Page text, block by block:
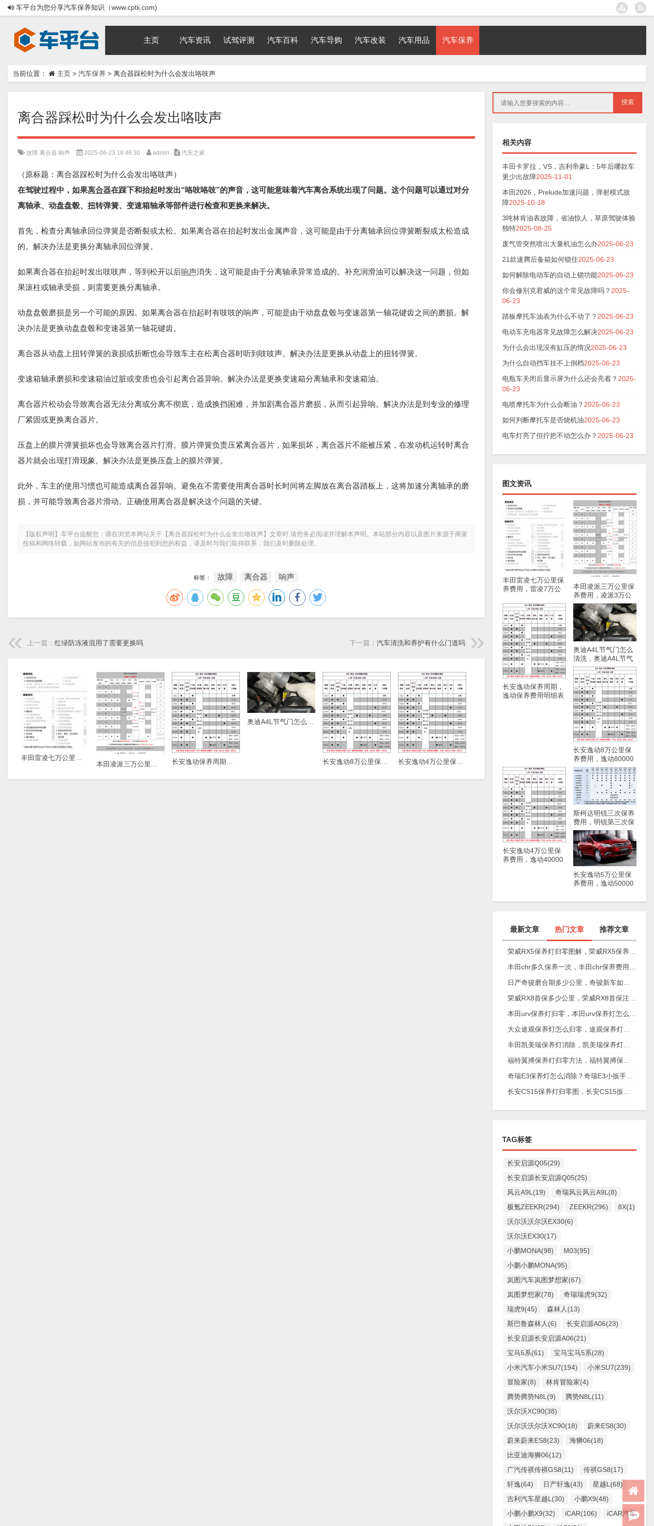
车平台为您分享汽车保养知识（www.cptii.com)
主页 汽车资讯 试驾评测 汽车百科 汽车导购 汽车改装 汽车用品 汽车保养
当前位置： 主页 > 汽车保养 > 离合器踩松时为什么会发出咯吱声
离合器踩松时为什么会发出咯吱声
故障 离合器 响声 2025-06-23 16:46:30 admin 汽车之家
（原标题：离合器踩松时为什么会发出咯吱声）
在驾驶过程中，如果离合器在踩下和抬起时发出“咯吱咯吱”的声音，这可能意味着汽车离合系统出现了问题。这个问题可以通过对分
离轴承、动盘盘毂、扭转弹簧、变速箱轴承等部件进行检查和更换来解决。
首先，检查分离轴承回位弹簧是否断裂或太松。如果离合器在抬起时发出金属声音，这可能是由于分离轴承回位弹簧断裂或太松造成
的。解决办法是更换分离轴承回位弹簧。
如果离合器在抬起时发出吱吱声，等到松开以后响声消失，这可能是由于分离轴承异常造成的。补充润滑油可以解决这一问题，但如
果滚柱或轴承受损，则需要更换分离轴承。
动盘盘毂磨损是另一个可能的原因。如果离合器在抬起时有吱吱的响声，可能是由于动盘盘毂与变速器第一轴花键齿之间的磨损。解
决办法是更换动盘盘毂和变速器第一轴花键齿。
离合器从动盘上扭转弹簧的衰损或折断也会导致车主在松离合器时听到吱吱声。解决办法是更换从动盘上的扭转弹簧。
变速箱轴承磨损和变速箱油过脏或变质也会引起离合器异响。解决办法是更换变速箱分离轴承和变速箱油。
离合器片松动会导致离合器无法分离或分离不彻底，造成换挡困难，并加剧离合器片磨损，从而引起异响。解决办法是到专业的修理
厂紧固或更换离合器片。
压盘上的膜片弹簧损坏也会导致离合器片打滑。膜片弹簧负责压紧离合器片，如果损坏，离合器片不能被压紧，在发动机运转时离合
器片就会出现打滑现象。解决办法是更换压盘上的膜片弹簧。
此外，车主的使用习惯也可能造成离合器异响。避免在不需要使用离合器时长时间将左脚放在离合器踏板上，这将加速分离轴承的磨
损，并可能导致离合器片滑动。正确使用离合器是解决这个问题的关键。
【版权声明】车平台提醒您：请在浏览本网站关于【离合器踩松时为什么会发出咯吱声】文章时,请您务必阅读并理解本声明。本站部分内容以及图片来源于商家
投稿和网络转载，如网站发布的有关的信息侵犯到您的权益，请及时与我们取得联系，我们及时删除处理。
标签： 故障 离合器 响声
上一篇： 红绿防冻液混用了需要更换吗 下一篇： 汽车清洗和养护有什么门道吗
本田凌派三万公里保养费用，凌派3万公里保养项目
相关内容
丰田卡罗拉，VS，吉利帝豪L：5年后哪款车
更少出故障2025-11-01
本田2026，Prelude加速问题，弹射模式故
障2025-10-18
3吨林肯油表故障，省油惊人，草原驾驶体验
独特2025-08-25
废气管突然喷出大量机油怎么办2025-06-23
21款速腾后备箱如何锁住2025-06-23
如何解除电动车的自动上锁功能2025-06-23
你会修别克君威的这个常见故障吗？ 2025-
06-23
踏板摩托车油表为什么不动了？ 2025-06-23
电动车充电器常见故障怎么解决2025-06-23
为什么会出现没有缸压的情况2025-06-23
为什么自动挡车挂不上倒档2025-06-23
电瓶车关闭后显示屏为什么还会亮着？ 2025-
06-23
电喷摩托车为什么会断油？ 2025-06-23
如何判断摩托车是否烧机油2025-06-23
电车灯亮了但拧把不动怎么办？ 2025-06-23
图文资讯
丰田雷凌七万公里保
养费用，雷凌7万公
本田凌派三万公里保
养费用，凌派3万公
里保养项目
长安逸动保养周期，
逸动保养费用明细表
奥迪A4L节气门怎么
清洗，奥迪A4L节气
门清洗方法
长安逸动8万公里保
养费用，逸动80000
公里保养项目
长安逸动4万公里保
养费用，逸动40000
斯柯达明锐三次保养
费用，明锐第三次保
养项目
长安逸动5万公里保
养费用，逸动50000
最新文章 热门文章 推荐文章
荣威RX5保养灯归零图解，荣威RX5保养复位视频
丰田chr多久保养一次，丰田chr保养费用多少
日产奇骏磨合期多少公里，奇骏新车如何磨合
荣威RX8首保多少公里，荣威RX8首保注意事项
本田urv保养灯归零，本田urv保养灯怎么手动归零
大众途观保养灯怎么归零，途观保养灯归零图解
丰田凯美瑞保养灯消除，凯美瑞保养灯手动归零
福特翼搏保养灯归零方法，福特翼搏保养灯怎么复位
奇瑞E3保养灯怎么消除？奇瑞E3小扳手怎么消除图解
长安CS15保养灯归零图，长安CS15扳手标志消除复位
TAG标签
长安启源Q05(29)
长安启源长安启源Q05(25)
风云A9L(19)
奇瑞风云风云A9L(8)
极氪ZEEKR(294)
ZEEKR(296)
8X(1)
沃尔沃沃尔沃EX30(6)
沃尔沃EX30(17)
小鹏MONA(98)
M03(95)
小鹏小鹏MONA(95)
岚图汽车岚图梦想家(67)
岚图梦想家(78)
奇瑞瑞虎9(32)
瑞虎9(45)
森林人(13)
斯巴鲁森林人(6)
长安启源A06(23)
长安启源长安启源A06(21)
宝马5系(61)
宝马宝马5系(28)
小米汽车小米SU7(194)
小米SU7(239)
冒险家(8)
林肯冒险家(4)
腾势腾势N8L(9)
腾势N8L(11)
沃尔沃XC90(38)
沃尔沃沃尔沃XC90(18)
蔚来ES8(30)
蔚来蔚来ES8(23)
海狮06(18)
比亚迪海狮06(12)
广汽传祺传祺GS8(11)
传祺GS8(17)
轩逸(64)
日产轩逸(43)
星越L(68)
吉利汽车星越L(30)
小鹏X9(48)
小鹏小鹏X9(32)
iCAR(106)
iCAR汽车